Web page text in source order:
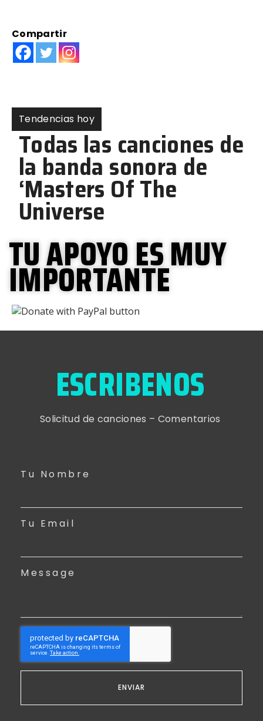
Compartir
Tendencias hoy
5
TU APOYO ES MUY
IMPORTANTE
ESCRIBENOS
Solicitud de canciones – Comentarios
Tu Nombre
Tu Email
Message
ENVIAR